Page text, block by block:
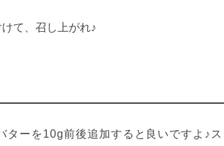
て、召し上がれ♪
ーを10g前後追加すると良いですよ♪ス